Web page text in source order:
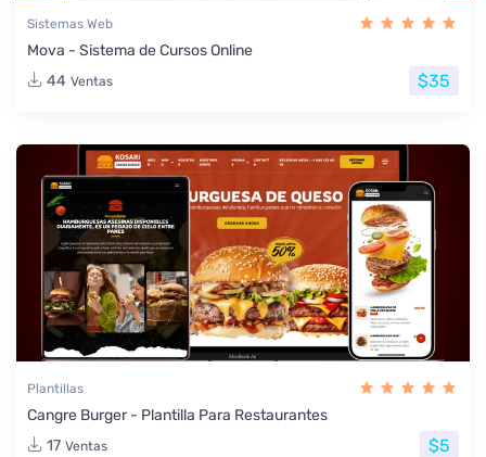
Sistemas Web
Mova - Sistema de Cursos Online
44 Ventas $35
Plantillas
Cangre Burger - Plantilla Para Restaurantes
17 Ventas $5